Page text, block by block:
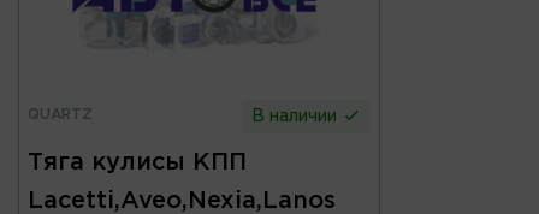
QUARTZ В наличии
Тяга кулисы КПП
Lacetti,Aveo,Nexia,Lanos